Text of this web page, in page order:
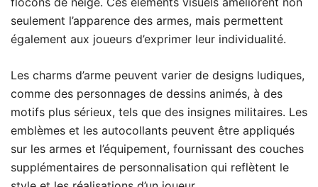
seulement l’apparence des armes, mais permettent
également aux joueurs d’exprimer leur individualité.
Les charms d’arme peuvent varier de designs ludiques,
comme des personnages de dessins animés, à des
motifs plus sérieux, tels que des insignes militaires. Les
emblèmes et les autocollants peuvent être appliqués
sur les armes et l’équipement, fournissant des couches
supplémentaires de personnalisation qui reflètent le